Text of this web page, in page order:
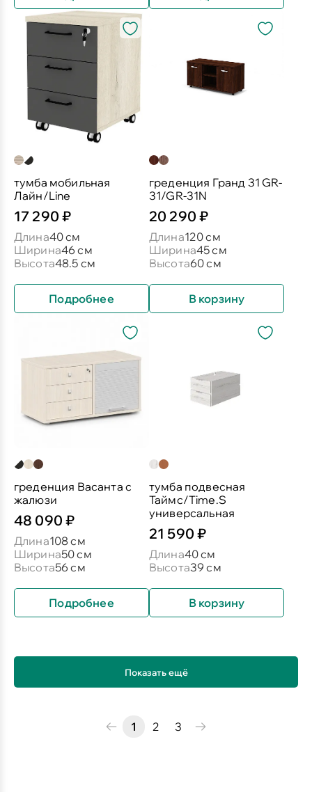
тумба мобильная
Лайн/Line
17 290 ₽
Длина40 см
Ширина46 см
Высота48.5 см
Подробнее
греденция Гранд 31 GR-
31/GR-31N
20 290 ₽
Длина120 см
Ширина45 см
Высота60 см
В корзину
греденция Васанта с
жалюзи
48 090 ₽
Длина108 см
Ширина50 см
Высота56 см
Подробнее
тумба подвесная
Таймс/Time.S
универсальная
21 590 ₽
Длина40 см
Высота39 см
В корзину
Показать ещё
1 2 3